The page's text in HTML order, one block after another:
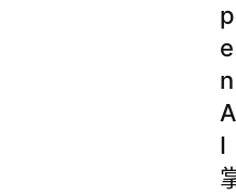
p
e
n
A
I